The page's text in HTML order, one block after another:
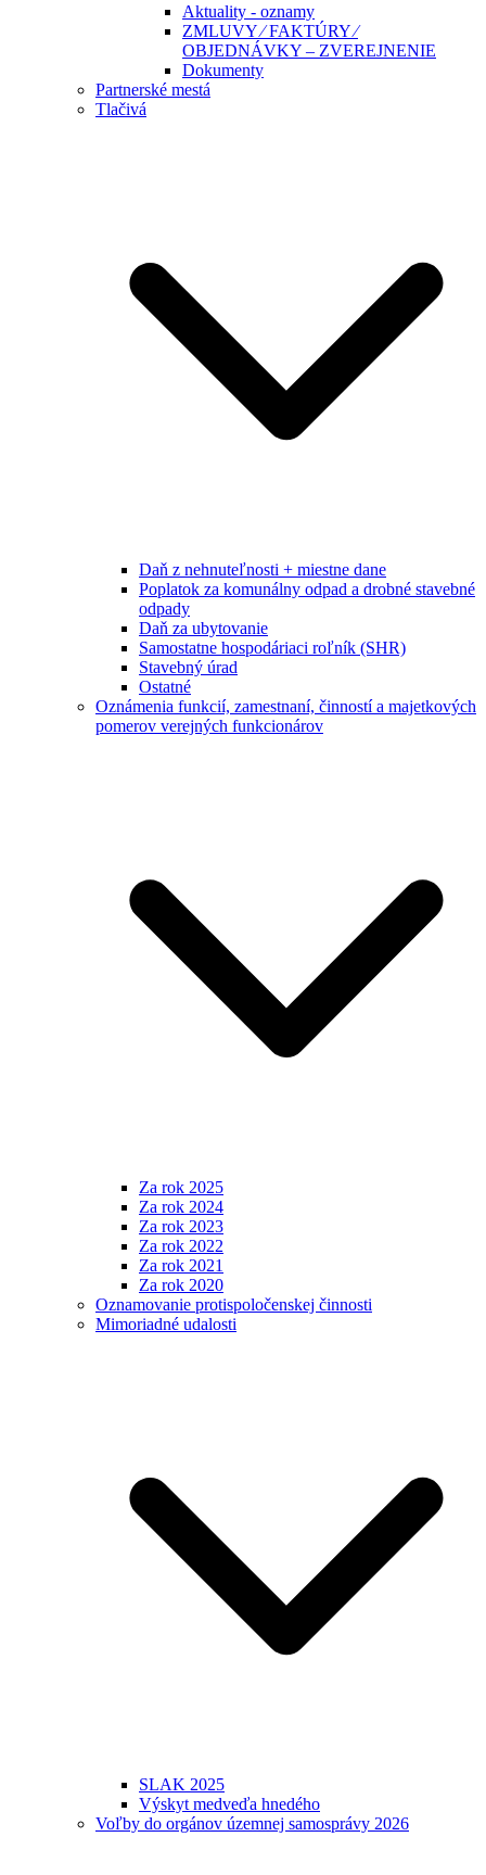
Aktuality - oznamy
ZMLUVY ⁄ FAKTÚRY ⁄
OBJEDNÁVKY – ZVEREJNENIE
Dokumenty
Partnerské mestá
Tlačivá
Daň z nehnuteľnosti + miestne dane
Poplatok za komunálny odpad a drobné stavebné
odpady
Daň za ubytovanie
Samostatne hospodáriaci roľník (SHR)
Stavebný úrad
Ostatné
Oznámenia funkcií, zamestnaní, činností a majetkových
pomerov verejných funkcionárov
Za rok 2025
Za rok 2024
Za rok 2023
Za rok 2022
Za rok 2021
Za rok 2020
Oznamovanie protispoločenskej činnosti
Mimoriadné udalosti
SLAK 2025
Výskyt medveďa hnedého
Voľby do orgánov územnej samosprávy 2026